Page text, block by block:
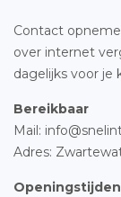
Contact
over internet
dagelijks voor je
Bereikbaar
Mail:
Adres:
Openingstijden